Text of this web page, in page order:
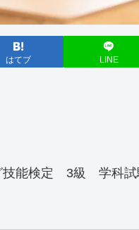
はてブ LINE
能検定 3級 学科試